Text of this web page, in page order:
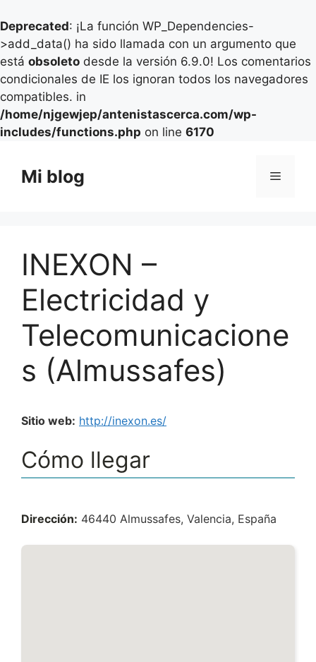
Deprecated: ¡La función WP_Dependencies-
>add_data() ha sido llamada con un argumento que
está obsoleto desde la versión 6.9.0! Los comentarios
condicionales de IE los ignoran todos los navegadores
compatibles. in
/home/njgewjep/antenistascerca.com/wp-
includes/functions.php on line 6170
contenido
Mi blog Menú
INEXON –
Electricidad y
Telecomunicacione
s (Almussafes)
Sitio web: http://inexon.es/
Cómo llegar
Dirección: 46440 Almussafes, Valencia, España